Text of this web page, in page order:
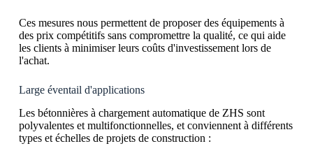
Ces mesures nous permettent de proposer des équipements à
des prix compétitifs sans compromettre la qualité, ce qui aide
les clients à minimiser leurs coûts d'investissement lors de
l'achat.
Large éventail d'applications
Les bétonnières à chargement automatique de ZHS sont
polyvalentes et multifonctionnelles, et conviennent à différents
types et échelles de projets de construction :